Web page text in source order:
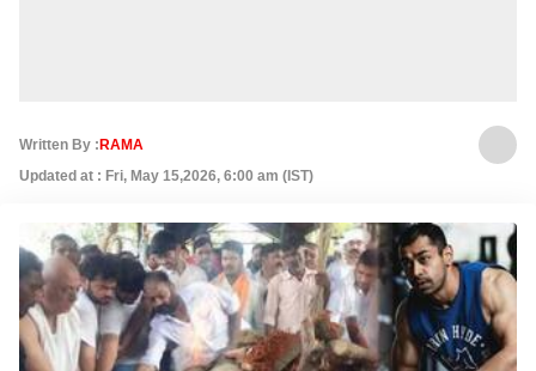
Written By : RAMA
Updated at : Fri, May 15,2026, 6:00 am (IST)